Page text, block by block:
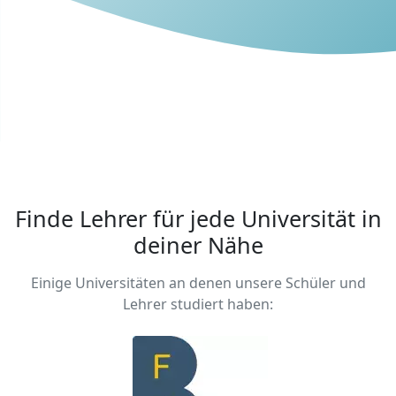
Pünktlichkeit
Finde Lehrer für jede Universität in
deiner Nähe
Einige Universitäten an denen unsere Schüler und
Lehrer studiert haben: